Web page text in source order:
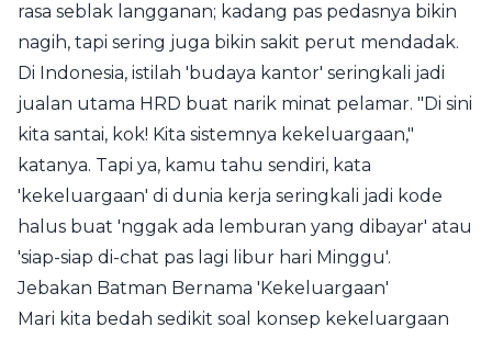
rasa seblak langganan; kadang pas pedasnya bikin
nagih, tapi sering juga bikin sakit perut mendadak.
Di Indonesia, istilah 'budaya kantor' seringkali jadi
jualan utama HRD buat narik minat pelamar. "Di sini
kita santai, kok! Kita sistemnya kekeluargaan,"
katanya. Tapi ya, kamu tahu sendiri, kata
'kekeluargaan' di dunia kerja seringkali jadi kode
halus buat 'nggak ada lemburan yang dibayar' atau
'siap-siap di-chat pas lagi libur hari Minggu'.
Jebakan Batman Bernama 'Kekeluargaan'
Mari kita bedah sedikit soal konsep kekeluargaan